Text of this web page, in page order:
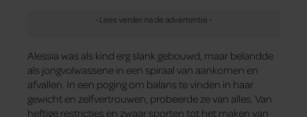
Alessia was als kind erg slank gebouwd, maar belandde
als jongvolwassene in een spiraal van aankomen en
afvallen. In een poging om balans te vinden in haar
gewicht en zelfvertrouwen, probeerde ze van alles. Van
heftige restricties en zwaar sporten tot het maken van